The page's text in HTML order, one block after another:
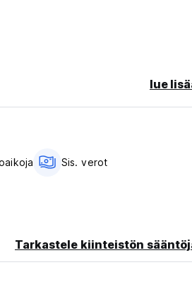
lue
Sis. verot
Tarkastele kiinteistön